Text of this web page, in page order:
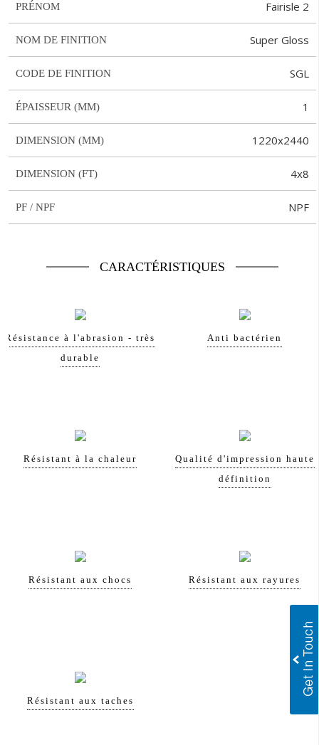
PRÉNOM Fairisle 2
NOM DE FINITION Super Gloss
CODE DE FINITION SGL
ÉPAISSEUR (MM) 1
DIMENSION (MM) 1220x2440
DIMENSION (FT) 4x8
PF / NPF NPF
CARACTÉRISTIQUES
Résistance à l'abrasion - très
durable
Anti bactérien
Résistant à la chaleur
Qualité d'impression haute
définition
Résistant aux chocs Résistant aux rayures
Résistant aux taches